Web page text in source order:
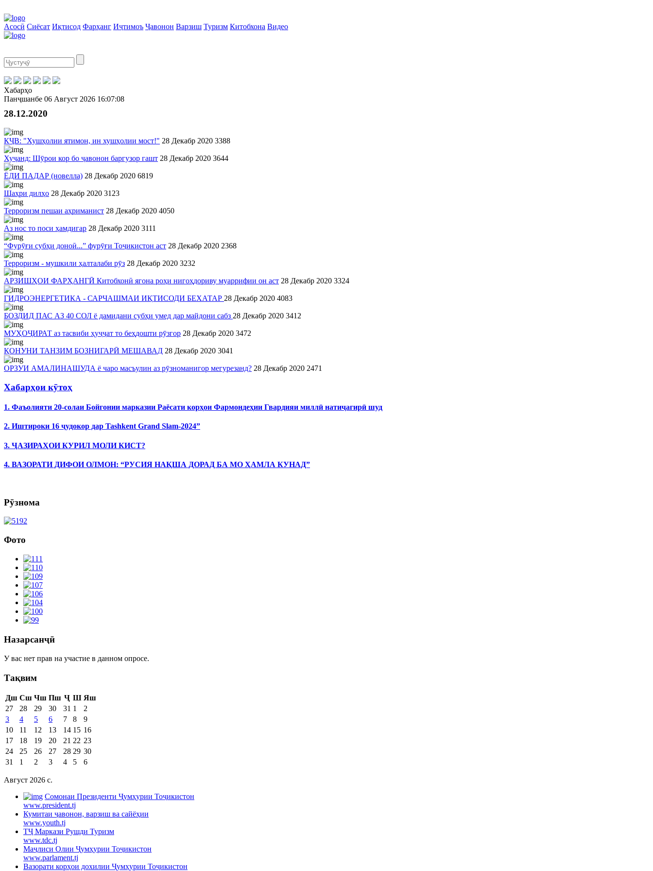
Асосӣ Сиёсат Иқтисод Фарҳанг Иҷтимоъ Ҷавонон Варзиш Туризм Китобхона Видео
Хабарҳо
Панҷшанбе 06 Август 2026 16:07:09
28.12.2020
КҶВ: "Хушҳолии ятимон, ин хушҳолии мост!" 28 Декабр 2020 3388
Хуҷанд: Шӯрои кор бо ҷавонон баргузор гашт 28 Декабр 2020 3644
ЁДИ ПАДАР (новелла) 28 Декабр 2020 6819
Шaҳри дилҳо 28 Декабр 2020 3123
Терроризм пешаи аҳриманист 28 Декабр 2020 4050
Аз нос то поси ҳамдигар 28 Декабр 2020 3111
“Фурӯғи субҳи доноӣ...” фурӯғи Тоҷикистон аст 28 Декабр 2020 2368
Терроризм - мушкили ҳалталаби рӯз 28 Декабр 2020 3232
АРЗИШҲОИ ФАРҲАНГӢ Китобхонӣ ягона роҳи нигоҳдориву муаррифии он аст 28 Декабр 2020 3324
ГИДРОЭНЕРГЕТИКА - САРЧАШМАИ ИҚТИСОДИ БЕХАТАР 28 Декабр 2020 4083
БОЗДИД ПАС АЗ 40 СОЛ ё дамидани субҳи умед дар майдони сабз 28 Декабр 2020 3412
МУҲОҶИРАТ аз тасвиби ҳуҷҷат то беҳдошти рӯзгор 28 Декабр 2020 3472
ҚОНУНИ ТАНЗИМ БОЗНИГАРӢ МЕШАВАД 28 Декабр 2020 3041
ОРЗУИ АМАЛИНАШУДА ё чаро масъулин аз рӯзноманигор мегурезанд? 28 Декабр 2020 2471
Хабарҳои кӯтоҳ
1. Фаъолияти 20-солаи Бойгонии марказии Раёсати корҳои Фармондеҳии Гвардияи миллӣ натиҷагирӣ шуд
2. Иштироки 16 ҷудокор дар Tashkent Grand Slam-2024”
3. ҶАЗИРАҲОИ КУРИЛ МОЛИ КИСТ?
4. ВАЗОРАТИ ДИФОИ ОЛМОН: “РУСИЯ НАҚША ДОРАД БА МО ҲАМЛА КУНАД”
Рӯзнома
Фото
Назарсанҷӣ
У вас нет прав на участие в данном опросе.
Тақвим
Дш Сш Чш Пш Ҷ Ш Яш
27
28 29 30 31 1
2
3
4 5 6 7 8
9
10
11 12 13 14 15 16
17
18 19 20 21 22 23
24
25 26 27 28 29 30
31
1 2 3 4 5 6
Август 2026 c.
Cомонаи Президенти Ҷумҳурии Тоҷикистон
www.president.tj
Кумитаи ҷавонон, варзиш ва сайёҳии
www.youth.tj
ТҶ Маркази Рушди Туризм
www.tdc.tj
Маҷлиси Олии Ҷумҳурии Тоҷикистон
www.parlament.tj
Вазорати корҳои дохилии Ҷумҳурии Тоҷикистон